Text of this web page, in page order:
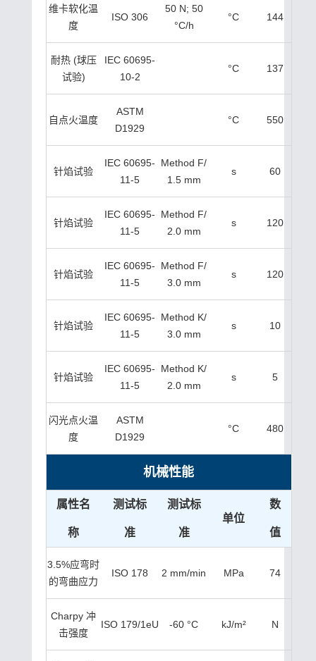
维卡软化温
度
ISO 306
50 N; 50
°C/h
°C 144
耐热 (球压
试验)
IEC 60695-
10-2
°C 137
自点火温度
ASTM
D1929
°C 550
针焰试验
IEC 60695-
11-5
Method F/
1.5 mm
s 60
针焰试验
IEC 60695-
11-5
Method F/
2.0 mm
s 120
针焰试验
IEC 60695-
11-5
Method F/
3.0 mm
s 120
针焰试验
IEC 60695-
11-5
Method K/
3.0 mm
s 10
针焰试验
IEC 60695-
11-5
Method K/
2.0 mm
s 5
闪光点火温
度
ASTM
D1929
°C 480
机械性能
属性名
称
测试标
准
测试标
准
单位
数
值
3.5%应弯时
的弯曲应力
ISO 178 2 mm/min MPa 74
Charpy 冲
击强度
ISO 179/1eU -60 °C kJ/m² N